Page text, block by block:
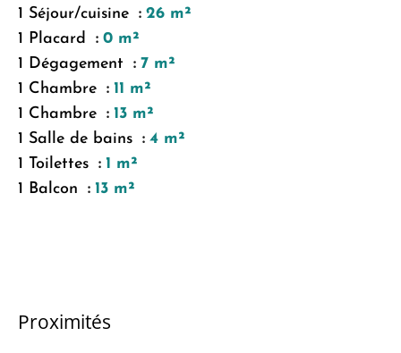
1 Séjour/cuisine
26 m²
1 Placard
0 m²
1 Dégagement
7 m²
1 Chambre
11 m²
1 Chambre
13 m²
1 Salle de bains
4 m²
1 Toilettes
1 m²
1 Balcon
13 m²
Proximités